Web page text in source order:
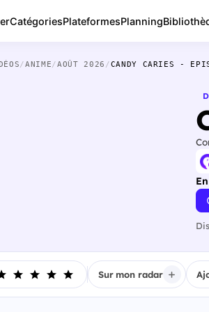
CatégoriesPlateformesPlanning
/ANIME/AOÛT 2026 /CANDY CARIES -
Sur mon radar